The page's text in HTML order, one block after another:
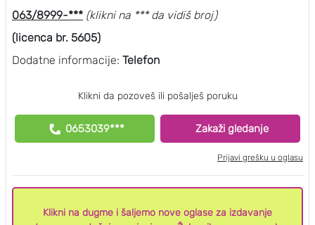
063/8999-*** (klikni na *** da vidiš broj)
(licenca br. 5605)
Dodatne informacije: Telefon
Klikni da pozoveš ili pošalješ poruku
0653039*** Zakaži gledanje
Prijavi grešku u oglasu
Klikni na dugme i šaljemo nove oglase za izdavanje